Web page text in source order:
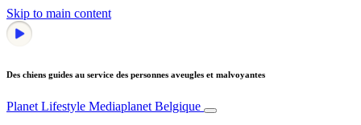
Skip to main content
Des chiens guides au service des personnes aveugles et malvoyantes
Planet Lifestyle Mediaplanet Belgique